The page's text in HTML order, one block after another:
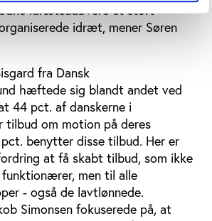
idrætsudøvere et stort
idræt, mener Søren
fra Dansk
hæftede sig blandt andet ved
44 pct. af danskerne i
om motion på deres
benytter disse tilbud. Her er
at få skabt tilbud, som ikke
men til alle
- også de lavtlønnede.
Simonsen fokuserede på, at